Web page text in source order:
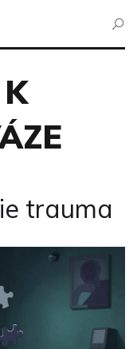
trauma